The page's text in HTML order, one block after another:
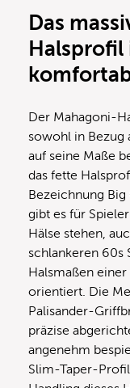
Das
Halsprofil
Der Mahagoni-
sowohl in Bezug
auf seine Maße
das fette
Bezeichnung Big
gibt es für
Hälse stehen,
schlankeren 60s
Halsmaßen
orientiert. Die
Palisander-
präzise
angenehm
Slim-Taper-